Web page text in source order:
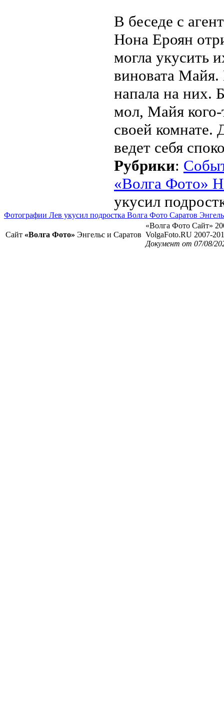
В беседе с
Нона Ероян
могла укусить
виновата Майя.
напала на них.
мол, Майя кого-
своей
ведет себя
Рубрики:
«Волга Фото»
укусил
Фотографии Лев укусил подростка Волга Фото Саратов
Сайт «Волга Фото» Энгельс и Саратов
«Волга Фото Сайт»
VolgaFoto.RU 2007-
Документ от 07/08/